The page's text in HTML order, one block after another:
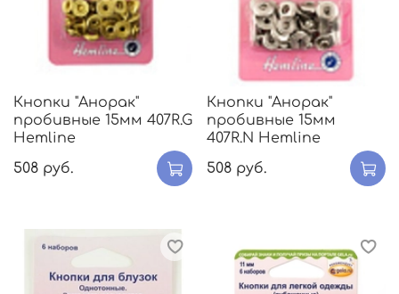
Кнопки "Анорак"
пробивные 15мм 407R.G
Hemline
508 руб.
Кнопки "Анорак"
пробивные 15мм
407R.N Hemline
508 руб.